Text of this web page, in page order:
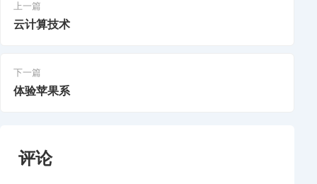
上一篇
云计算技术
下一篇
体验苹果系
评论